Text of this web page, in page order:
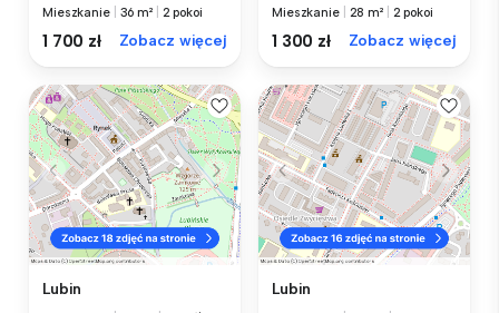
Mieszkanie 36 m² 2 pokoi
1 700 zł Zobacz więcej
Mieszkanie 28 m² 2 pokoi
1 300 zł Zobacz więcej
Lubin Lubin